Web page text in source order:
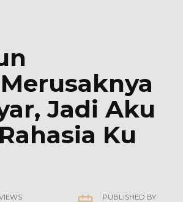
Jadi Aku
Ku
PUBLISHED BY